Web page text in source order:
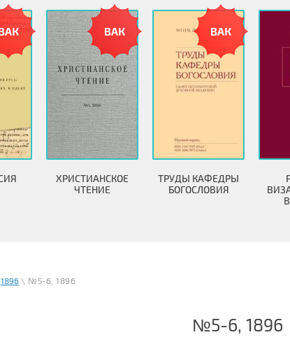
ХРИСТИАНСКОЕ
ЧТЕНИЕ
ТРУДЫ КАФЕДРЫ
БОГОСЛОВИЯ
1896\ №5-6, 1896
№5-6, 1896